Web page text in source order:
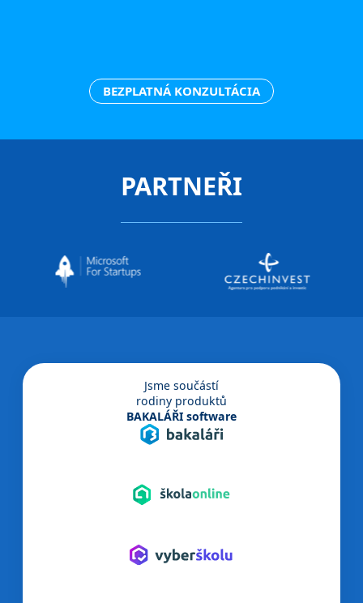
BEZPLATNÁ KONZULTÁCIA
PARTNEŘI
Jsme součástí
rodiny produktů
BAKALÁŘI software